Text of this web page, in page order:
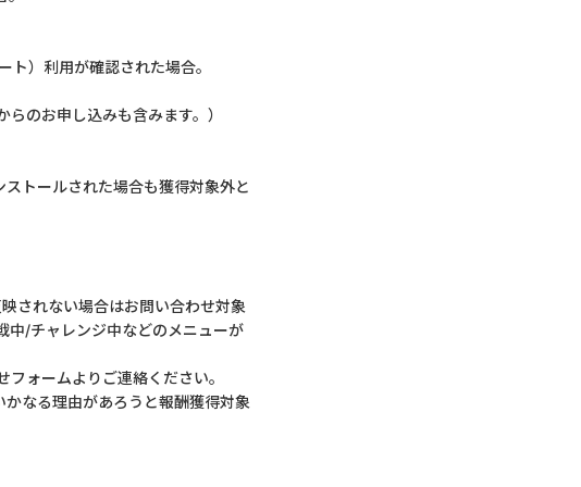
）利用が確認された場合。
のお申し込みも含みます。）
トールされた場合も獲得対象外と
されない場合はお問い合わせ対象
中/チャレンジ中などのメニューが
ォームよりご連絡ください。
なる理由があろうと報酬獲得対象